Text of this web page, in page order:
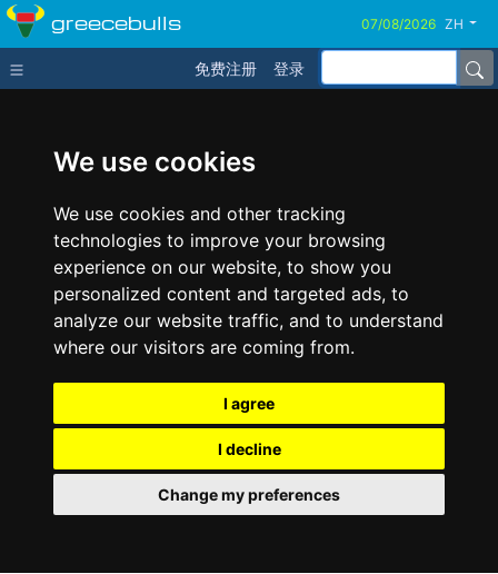
We use cookies
We use cookies and other tracking
technologies to improve your browsing
experience on our website, to show you
personalized content and targeted ads, to
analyze our website traffic, and to understand
where our visitors are coming from.
I agree
I decline
Change my preferences
greecebulls ZH
免费注册 登录